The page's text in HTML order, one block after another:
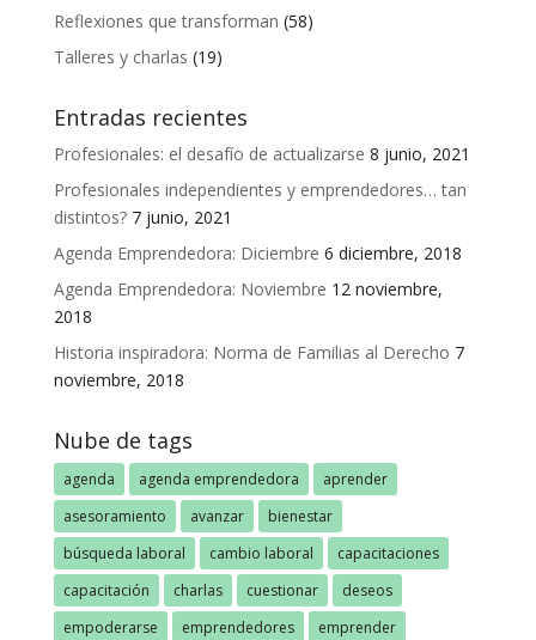
Reflexiones que transforman (58)
Talleres y charlas (19)
Entradas recientes
Profesionales: el desafío de actualizarse 8 junio, 2021
Profesionales independientes y emprendedores… tan
distintos? 7 junio, 2021
Agenda Emprendedora: Diciembre 6 diciembre, 2018
Agenda Emprendedora: Noviembre 12 noviembre,
2018
Historia inspiradora: Norma de Familias al Derecho 7
noviembre, 2018
Nube de tags
agenda agenda emprendedora
aprender
asesoramiento
avanzar
bienestar
búsqueda laboral
cambio laboral
capacitaciones
capacitación
charlas cuestionar
deseos
empoderarse
emprendedores
emprender